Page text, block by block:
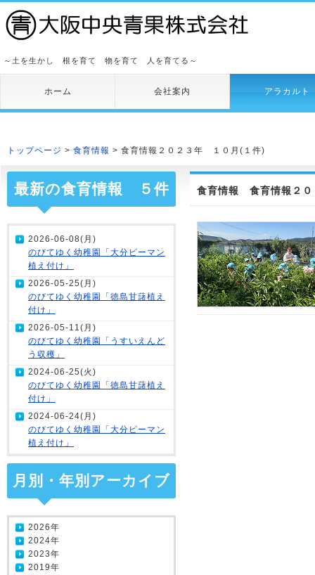
～土を生かし 根を育て 物を育て 人を育てる～
ホーム 会社案内 アラカルト
トップページ > 食育情報 > 食育情報２０２３年 １０月(１件)
食育情報 食育情報２
最新の食育情報 ５件
2026-06-08(月)
のびてゆく幼稚園「大分ピーマン
植え付け」
2026-05-25(月)
のびてゆく幼稚園「徳島甘藷植え
付け」
2026-05-11(月)
のびてゆく幼稚園「うすいえんど
う収穫」
2024-06-25(火)
のびてゆく幼稚園「徳島甘藷植え
付け」
2024-06-24(月)
のびてゆく幼稚園「大分ピーマン
植え付け」
月別・年別アーカイブ
2026年
2024年
2023年
2019年